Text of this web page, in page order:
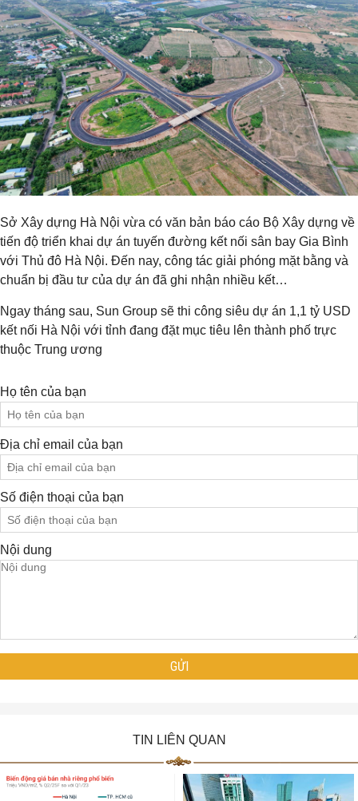
Sở Xây dựng Hà Nội vừa có văn bản báo cáo Bộ Xây dựng về
tiến độ triển khai dự án tuyến đường kết nối sân bay Gia Bình
với Thủ đô Hà Nội. Đến nay, công tác giải phóng mặt bằng và
chuẩn bị đầu tư của dự án đã ghi nhận nhiều kết…
Ngay tháng sau, Sun Group sẽ thi công siêu dự án 1,1 tỷ USD
kết nối Hà Nội với tỉnh đang đặt mục tiêu lên thành phố trực
thuộc Trung ương
Họ tên của bạn
Địa chỉ email của bạn
Số điện thoại của bạn
Nội dung
TIN LIÊN QUAN